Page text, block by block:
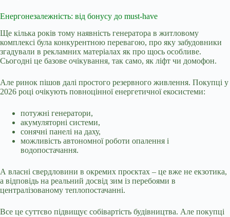
Енергонезалежність: від бонусу до must-have
Ще кілька років тому наявність генератора в житловому
комплексі була конкурентною перевагою, про яку забудовники
згадували в рекламних матеріалах як про щось особливе.
Сьогодні це базове очікування, так само, як ліфт чи домофон.
Але ринок пішов далі простого резервного живлення. Покупці у
2026 році очікують повноцінної енергетичної екосистеми:
потужні генератори,
акумуляторні системи,
сонячні панелі на даху,
можливість автономної роботи опалення і
водопостачання.
А власні свердловини в окремих проєктах – це вже не екзотика,
а відповідь на реальний досвід зим із перебоями в
централізованому теплопостачанні.
Все це суттєво підвищує собівартість будівництва. Але покупці